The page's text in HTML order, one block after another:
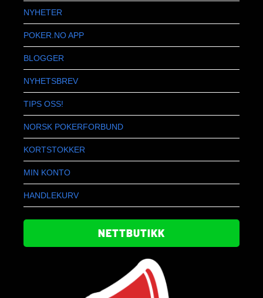
NYHETER
POKER.NO APP
BLOGGER
NYHETSBREV
TIPS OSS!
NORSK POKERFORBUND
KORTSTOKKER
MIN KONTO
HANDLEKURV
NETTBUTIKK